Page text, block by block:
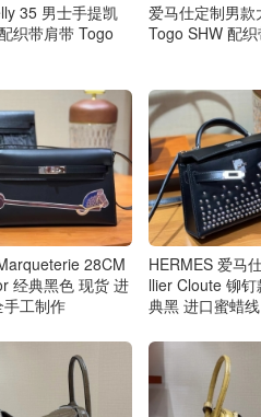
35 男士手提凯
织带肩带 Togo
爱马仕定制男款
Togo SHW 配
28CM
经典黑色 现货 进
工制作
HERMES 爱马
llier Cloute 铆
典黑 进口蜜蜡